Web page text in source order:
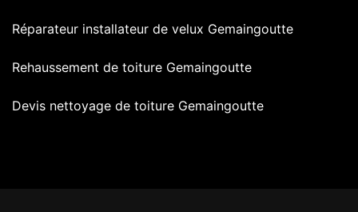
Réparateur installateur de velux Gemaingoutte
Rehaussement de toiture Gemaingoutte
Devis nettoyage de toiture Gemaingoutte